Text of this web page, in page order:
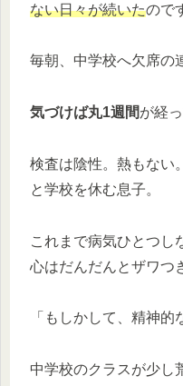
ない日々が続いたので
毎朝、中学校へ欠席の
気づけば丸1週間が経
検査は陰性。熱もない
と学校を休む息子。
これまで病気ひとつし
心はだんだんとザワつ
「もしかして、精神
中学校のクラスが少し